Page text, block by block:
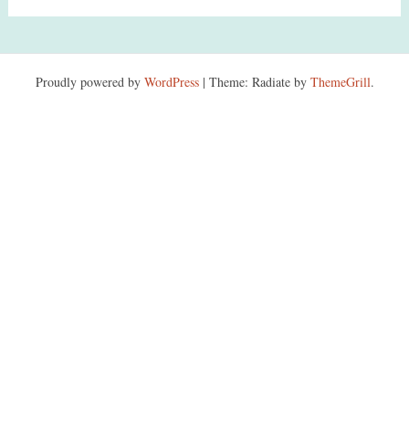
Proudly powered by WordPress | Theme: Radiate by ThemeGrill.